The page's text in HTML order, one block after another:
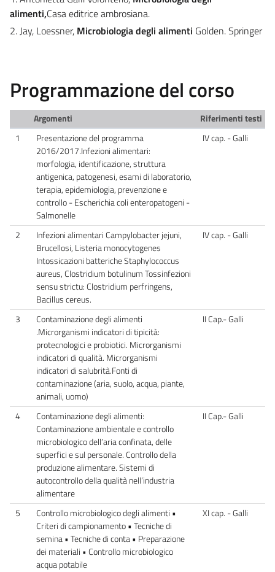
alimenti,Casa editrice ambrosiana.
2. Jay, Loessner, Microbiologia degli alimenti Golden. Springer
Programmazione del corso
Argomenti
Riferimenti testi
1
Presentazione del programma
2016/2017.Infezioni alimentari:
morfologia, identificazione, struttura
antigenica, patogenesi, esami di laboratorio,
terapia, epidemiologia, prevenzione e
controllo - Escherichia coli enteropatogeni -
Salmonelle
IV cap. - Galli
2
Infezioni alimentari Campylobacter jejuni,
Brucellosi, Listeria monocytogenes
Intossicazioni batteriche Staphylococcus
aureus, Clostridium botulinum Tossinfezioni
sensu strictu: Clostridium perfringens,
Bacillus cereus.
IV cap. - Galli
3
Contaminazione degli alimenti
.Microrganismi indicatori di tipicità:
protecnologici e probiotici. Microrganismi
indicatori di qualità. Microrganismi
indicatori di salubrità.Fonti di
contaminazione (aria, suolo, acqua, piante,
animali, uomo)
II Cap.- Galli
4
Contaminazione degli alimenti:
Contaminazione ambientale e controllo
microbiologico dell’aria confinata, delle
superfici e sul personale. Controllo della
produzione alimentare. Sistemi di
autocontrollo della qualità nell’industria
alimentare
II Cap.- Galli
5
Controllo microbiologico degli alimenti •
Criteri di campionamento • Tecniche di
semina • Tecniche di conta • Preparazione
dei materiali • Controllo microbiologico
acqua potabile
XI cap. - Galli